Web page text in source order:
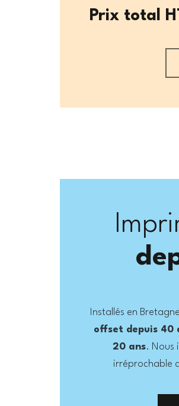
Prix total
Installés en
offset depuis 40
20 ans. Nous
irréprochable